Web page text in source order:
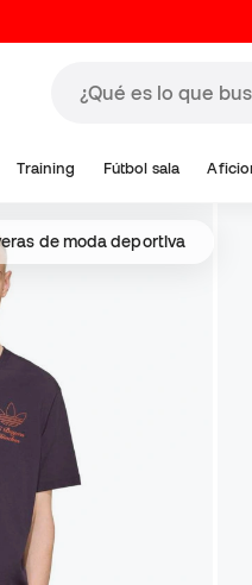
Training Fútbol sala
de moda deportiva